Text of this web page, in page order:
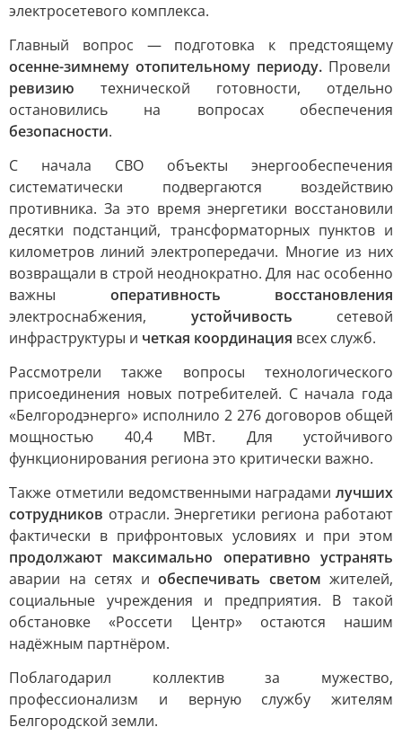
электросетевого комплекса.
Главный вопрос — подготовка к предстоящему
осенне-зимнему отопительному периоду. Провели
ревизию технической готовности, отдельно
остановились на вопросах обеспечения
безопасности.
С начала СВО объекты энергообеспечения
систематически подвергаются воздействию
противника. За это время энергетики восстановили
десятки подстанций, трансформаторных пунктов и
километров линий электропередачи. Многие из них
возвращали в строй неоднократно. Для нас особенно
важны оперативность восстановления
электроснабжения, устойчивость сетевой
инфраструктуры и четкая координация всех служб.
Рассмотрели также вопросы технологического
присоединения новых потребителей. С начала года
«Белгородэнерго» исполнило 2 276 договоров общей
мощностью 40,4 МВт. Для устойчивого
функционирования региона это критически важно.
Также отметили ведомственными наградами лучших
сотрудников отрасли. Энергетики региона работают
фактически в прифронтовых условиях и при этом
продолжают максимально оперативно устранять
аварии на сетях и обеспечивать светом жителей,
социальные учреждения и предприятия. В такой
обстановке «Россети Центр» остаются нашим
надёжным партнёром.
Поблагодарил коллектив за мужество,
профессионализм и верную службу жителям
Белгородской земли.